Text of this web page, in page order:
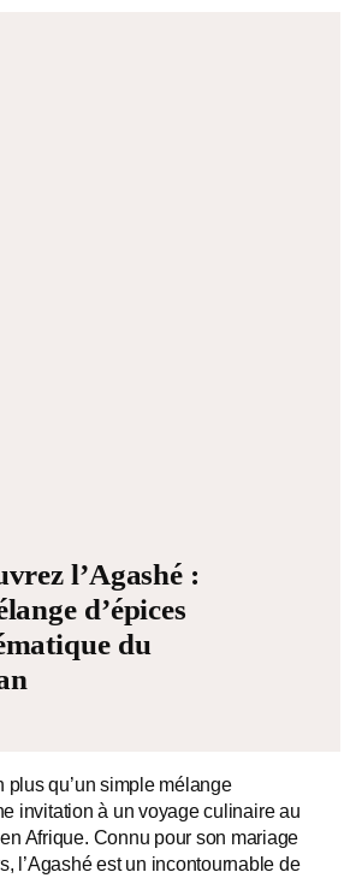
l’Agashé :
d’épices
du
plus qu’un simple mélange
invitation à un voyage culinaire au
Afrique. Connu pour son mariage
l’Agashé est un incontournable de